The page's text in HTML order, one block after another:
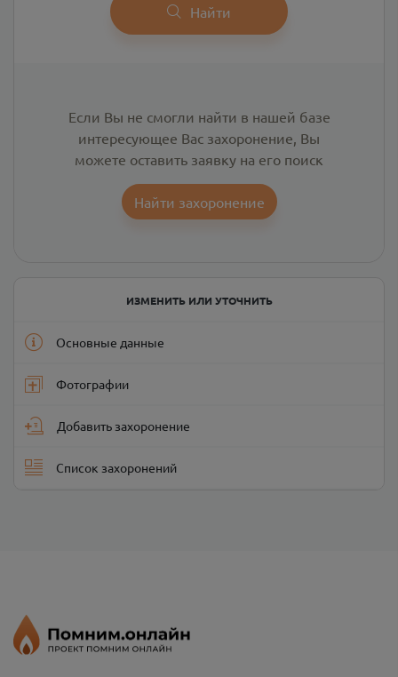
Найти
Если Вы не смогли найти в нашей базе
интересующее Вас захоронение, Вы
можете оставить заявку на его поиск
Найти захоронение
ИЗМЕНИТЬ ИЛИ УТОЧНИТЬ
Основные данные
Фотографии
Добавить захоронение
Список захоронений